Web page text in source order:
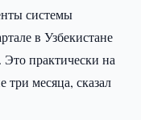
системы
в Узбекистане
практически на
месяца, сказал